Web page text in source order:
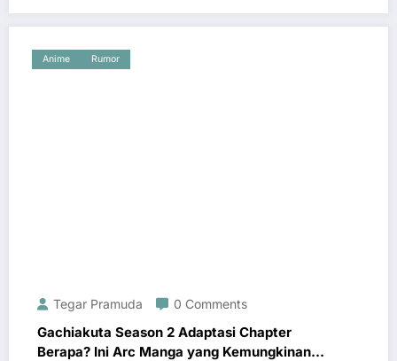
Anime Rumor
Tegar Pramuda 0 Comments
Gachiakuta Season 2 Adaptasi Chapter
Berapa? Ini Arc Manga yang Kemungkinan